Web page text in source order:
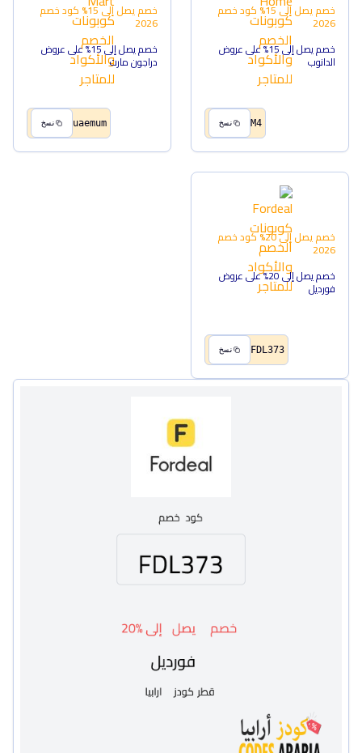
خصم يصل إلى 15% كود خصم
2026
خصم يصل إلى 15% على عروض
الدانوب
M4 نسخ
خصم يصل إلى 15% كود خصم
2026
خصم يصل إلى 15% على عروض
دراجون مارت
uaemum نسخ
خصم يصل إلى 20% كود خصم
2026
خصم يصل إلى 20% على عروض
فورديل
FDL373 نسخ